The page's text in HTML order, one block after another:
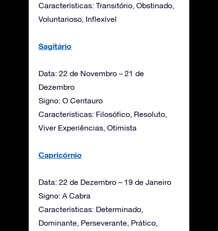
Características: Transitório, Obstinado,
Voluntarioso, Inflexível
Sagitário
Data: 22 de Novembro – 21 de
Dezembro
Signo: O Centauro
Características: Filosófico, Resoluto,
Viver Experiências, Otimista
Capricórnio
Data: 22 de Dezembro – 19 de Janeiro
Signo: A Cabra
Características: Determinado,
Dominante, Perseverante, Prático,